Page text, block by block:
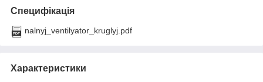
Специфікація
nalnyj_ventilyator_kruglyj.pdf
Характеристики